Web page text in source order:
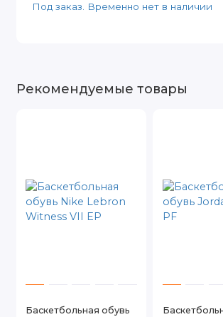
Под заказ. Временно нет в наличии
Рекомендуемые товары
Баскетбольная обувь